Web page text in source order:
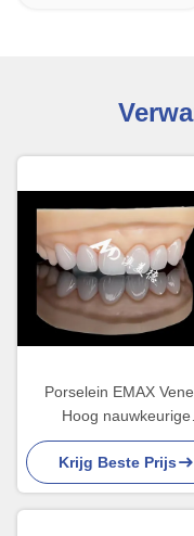
Porselein EMAX
Hoog nauwkeurige
esthetische restauratie
superieure
Krijg Beste Prijs